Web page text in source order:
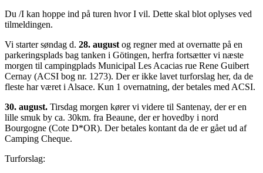
Du /I kan hoppe ind på turen hvor I vil. Dette skal blot oplyses ved
tilmeldingen.
Vi starter søndag d. 28. august og regner med at overnatte på en
parkeringsplads bag tanken i Götingen, herfra fortsætter vi næste
morgen til campingplads Municipal Les Acacias rue Rene Guibert
Cernay (ACSI bog nr. 1273). Der er ikke lavet turforslag her, da de
fleste har været i Alsace. Kun 1 overnatning, der betales med ACSI.
30. august. Tirsdag morgen kører vi videre til Santenay, der er en
lille smuk by ca. 30km. fra Beaune, der er hovedby i nord
Bourgogne (Cote D*OR). Der betales kontant da de er gået ud af
Camping Cheque.
Turforslag: